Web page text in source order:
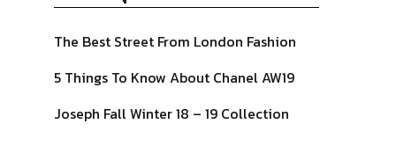
The Best Street From London Fashion
5 Things To Know About Chanel AW19
Joseph Fall Winter 18 – 19 Collection